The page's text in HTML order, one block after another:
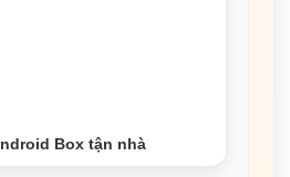
Box tận nhà